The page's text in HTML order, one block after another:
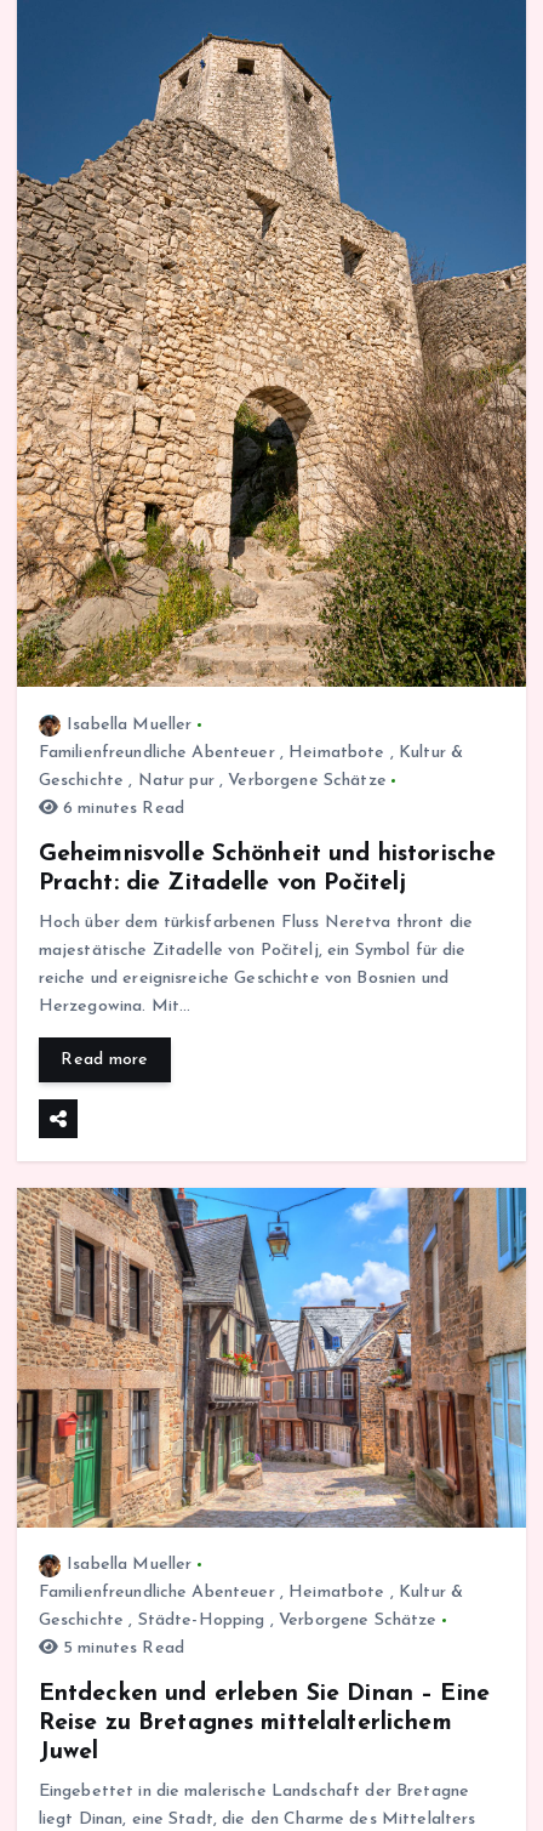
Isabella Mueller
Familienfreundliche Abenteuer, Heimatbote , Kultur &
Geschichte , Natur pur, Verborgene Schätze
6 minutes Read
Geheimnisvolle Schönheit und historische
Pracht: die Zitadelle von Počitelj
Hoch über dem türkisfarbenen Fluss Neretva thront die
majestätische Zitadelle von Počitelj, ein Symbol für die
reiche und ereignisreiche Geschichte von Bosnien und
Herzegowina. Mit…
Read more
Isabella Mueller
Familienfreundliche Abenteuer, Heimatbote , Kultur &
Geschichte , Städte-Hopping , Verborgene Schätze
5 minutes Read
Entdecken und erleben Sie Dinan – Eine
Reise zu Bretagnes mittelalterlichem
Juwel
Eingebettet in die malerische Landschaft der Bretagne
liegt Dinan, eine Stadt, die den Charme des Mittelalters